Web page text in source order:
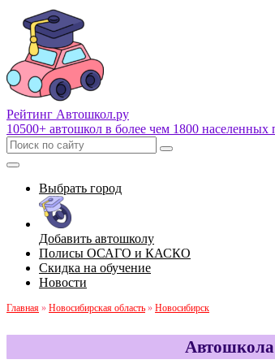
Рейтинг Автошкол.ру
10500+ автошкол в более чем 1800 населенных
Выбрать город
Добавить автошколу
Полисы ОСАГО и КАСКО
Скидка на обучение
Новости
Главная » Новосибирская область » Новосибирск
Автошкола